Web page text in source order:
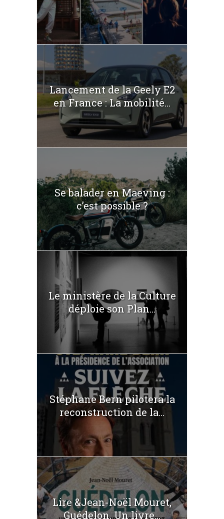
Lancement de la Geely E2
en France : La mobilité...
Se balader en Maeving :
c’est possible ?
Le ministère de la Culture
déploie son Plan...
Stéphane Bern pilotera la
reconstruction de la...
Lire &Jean-Noël Mouret,
Guédelon. Un livre...